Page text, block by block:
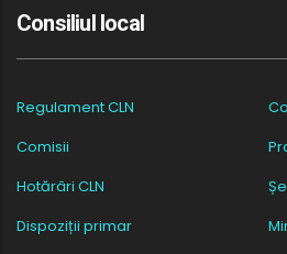
Consiliul local
Regulament CLN
Comisii
Hotărâri CLN
Dispoziții primar